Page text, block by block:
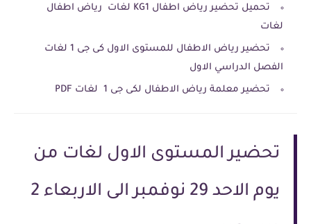
تحميل تحضير رياض اطفال KG1 لغات رياض اطفال
لغات
تحضير رياض الاطفال للمستوى الاول كى جى 1 لغات
الفصل الدراسي الاول
تحضير معلمة رياض الاطفال لكى جى 1 لغات PDF
تحضير المستوى الاول لغات من
يوم الاحد 29 نوفمبر الى الاربعاء 2